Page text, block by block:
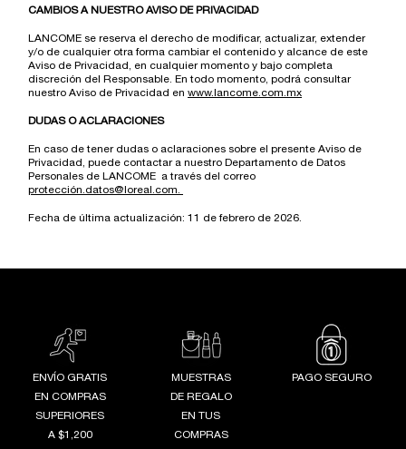
CAMBIOS A NUESTRO AVISO DE PRIVACIDAD
LANCOME se reserva el derecho de modificar, actualizar, extender
y/o de cualquier otra forma cambiar el contenido y alcance de este
Aviso de Privacidad, en cualquier momento y bajo completa
discreción del Responsable. En todo momento, podrá consultar
nuestro Aviso de Privacidad en www.lancome.com.mx
DUDAS O ACLARACIONES
En caso de tener dudas o aclaraciones sobre el presente Aviso de
Privacidad, puede contactar a nuestro Departamento de Datos
Personales de LANCOME a través del correo
protección.datos@loreal.com.
Fecha de última actualización: 11 de febrero de 2026.
ENVÍO GRATIS
EN COMPRAS
SUPERIORES
A $1,200
MUESTRAS
DE REGALO
EN TUS
COMPRAS
PAGO SEGURO